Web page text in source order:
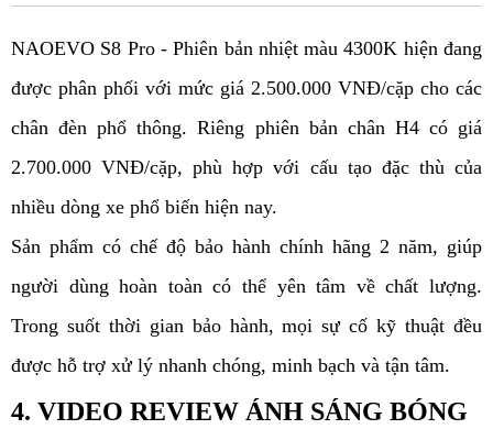
NAOEVO S8 Pro - Phiên bản nhiệt màu 4300K hiện đang
được phân phối với mức giá 2.500.000 VNĐ/cặp cho các
chân đèn phổ thông. Riêng phiên bản chân H4 có giá
2.700.000 VNĐ/cặp, phù hợp với cấu tạo đặc thù của
nhiều dòng xe phổ biến hiện nay.
Sản phẩm có chế độ bảo hành chính hãng 2 năm, giúp
người dùng hoàn toàn có thể yên tâm về chất lượng.
Trong suốt thời gian bảo hành, mọi sự cố kỹ thuật đều
được hỗ trợ xử lý nhanh chóng, minh bạch và tận tâm.
4. VIDEO REVIEW ÁNH SÁNG BÓNG